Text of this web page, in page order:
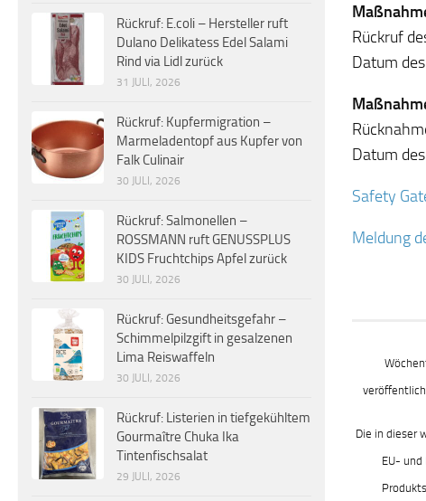
Rückruf
Datum
Datum
Safety
Meldung
Die in dieser
EU-
Rückruf: E.coli – Hersteller ruft
Dulano Delikatess Edel Salami
Rind via Lidl zurück
31 JULI, 2026
Rückruf: Kupfermigration –
Marmeladentopf aus Kupfer von
Falk Culinair
30 JULI, 2026
Rückruf: Salmonellen –
ROSSMANN ruft GENUSSPLUS
KIDS Fruchtchips Apfel zurück
30 JULI, 2026
Rückruf: Gesundheitsgefahr –
Schimmelpilzgift in gesalzenen
Lima Reiswaffeln
30 JULI, 2026
Rückruf: Listerien in tiefgekühltem
Gourmaître Chuka Ika
Tintenfischsalat
29 JULI, 2026